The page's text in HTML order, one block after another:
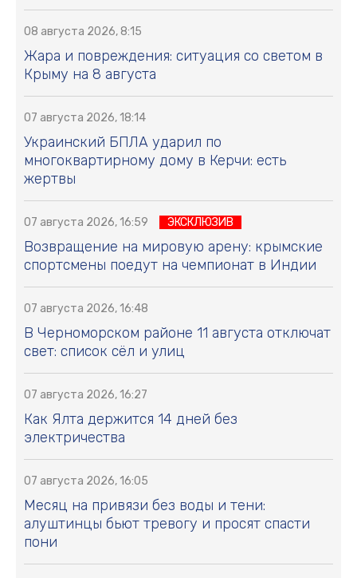
08 августа 2026, 8:15
Жара и повреждения: ситуация со светом в
Крыму на 8 августа
07 августа 2026, 18:14
Украинский БПЛА ударил по
многоквартирному дому в Керчи: есть
жертвы
07 августа 2026, 16:59 ЭКСКЛЮЗИВ
Возвращение на мировую арену: крымские
спортсмены поедут на чемпионат в Индии
07 августа 2026, 16:48
В Черноморском районе 11 августа отключат
свет: список сёл и улиц
07 августа 2026, 16:27
Как Ялта держится 14 дней без
электричества
07 августа 2026, 16:05
Месяц на привязи без воды и тени:
алуштинцы бьют тревогу и просят спасти
пони